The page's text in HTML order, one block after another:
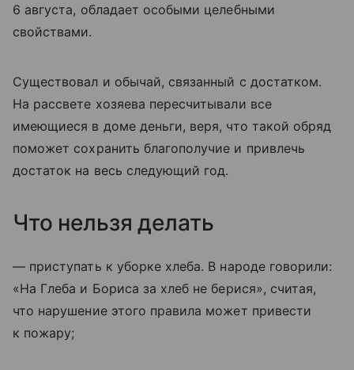
6 августа, обладает особыми целебными
свойствами.
Существовал и обычай, связанный с достатком.
На рассвете хозяева пересчитывали все
имеющиеся в доме деньги, веря, что такой обряд
поможет сохранить благополучие и привлечь
достаток на весь следующий год.
Что нельзя делать
— приступать к уборке хлеба. В народе говорили:
«На Глеба и Бориса за хлеб не берися», считая,
что нарушение этого правила может привести
к пожару;